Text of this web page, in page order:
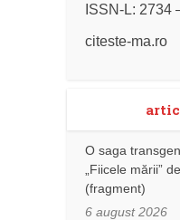
ISSN-L: 2734
citeste-ma.ro
O saga
„Fiicele mării”
(fragment)
6 august 2026